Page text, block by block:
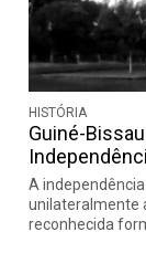
HISTÓRIA
Guiné-
A
unilateralmente
reconhecida